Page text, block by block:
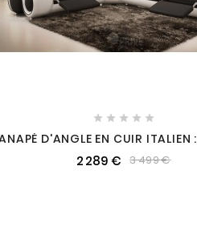
    
D'ANGLE EN CUIR ITALIEN
EXCELIA, NOIR ET BLANC,
2 289 € 3 499 €